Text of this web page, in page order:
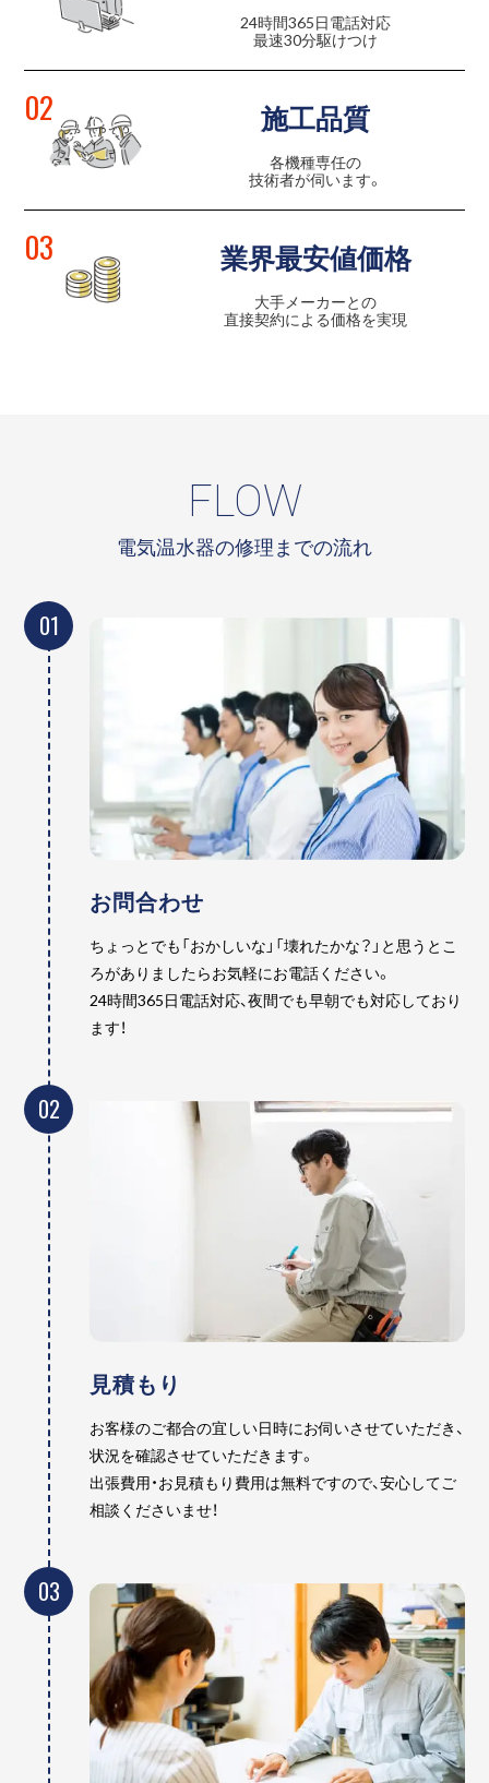
24時間365日電話対応
最速30分駆けつけ
02 施工品質
各機種専任の
技術者が伺います。
03 業界最安値価格
大手メーカーとの
直接契約による価格を実現
FLOW
電気温水器の修理までの流れ
01
お問合わせ
ちょっとでも「おかしいな」「壊れたかな？」と思うとこ
ろがありましたらお気軽にお電話ください。
24時間365日電話対応、夜間でも早朝でも対応しており
ます！
02
見積もり
お客様のご都合の宜しい日時にお伺いさせていただき、
状況を確認させていただきます。
出張費用・お見積もり費用は無料ですので、安心してご
相談くださいませ！
03